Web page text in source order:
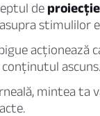
de proiecție
stimulilor
acționează
ascuns.
mintea ta